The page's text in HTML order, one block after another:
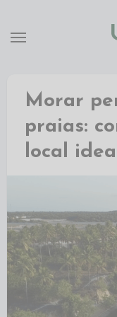
Morar
praias:
local